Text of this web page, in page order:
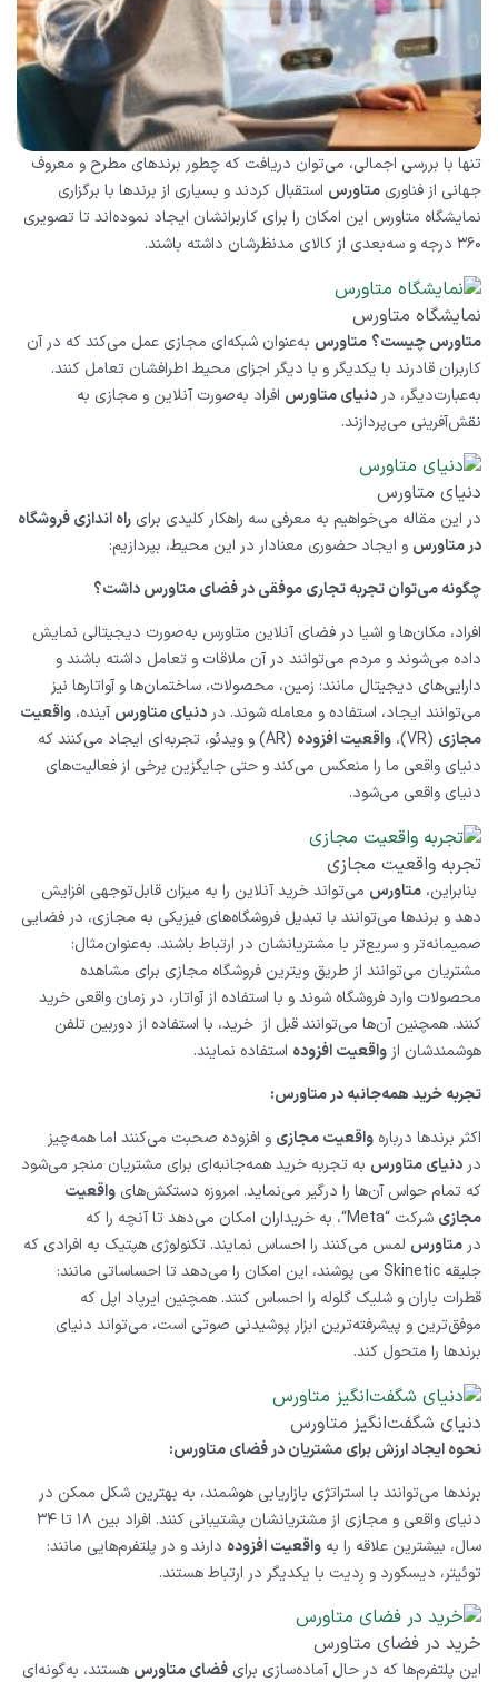
تنها با بررسی اجمالی، می‌توان دریافت که چطور برندهای مطرح و معروف
جهانی از فناوری متاورس استقبال کردند و بسیاری از برندها با برگزاری
نمایشگاه متاورس این امکان را برای کاربرانشان ایجاد نموده‌اند تا تصویری
۳۶۰ درجه و سه‌بعدی از کالای مدنظرشان داشته باشند.
نمایشگاه متاورس
متاورس چیست؟ متاورس به‌عنوان شبکه‌ای‌ مجازی عمل می‌کند که در آن
کاربران قادرند با یکدیگر و با دیگر اجزای محیط اطرافشان تعامل کنند.
به‌عبارت‌دیگر، در دنیای متاورس افراد به‌صورت آنلاین و مجازی به
نقش‌آفرینی می‌پردازند.
دنیای متاورس
در این مقاله می‌خواهیم به معرفی سه راهکار کلیدی برای راه ‌اندازی فروشگاه
در متاورس و ایجاد حضوری معنادار در این محیط، بپردازیم:
چگونه می‌توان تجربه‌ تجاری موفقی در فضای متاورس داشت؟
افراد، مکان‌ها و اشیا در فضای آنلاین متاورس به‌صورت دیجیتالی نمایش
داده می‌شوند و مردم می‌توانند در آن ملاقات و تعامل داشته باشند و
دارایی‌‌های دیجیتال مانند: زمین، محصولات، ساختمان‌ها و آواتارها نیز
می‌توانند ایجاد، استفاده و معامله شوند. دردنیای متاورس آینده، واقعیت
مجازی (
VR)، واقعیت افزوده (
AR) و ویدئو، تجربه‌ای ایجاد می‌کنند که
دنیای واقعی ما را منعکس می‌کند و حتی جایگزین برخی از فعالیت‌های
دنیای واقعی می‌شود.
تجربه واقعیت مجازی
بنابراین، متاورس می‌تواند خرید آنلاین را به میزان قابل‌توجهی افزایش
دهد و برندها می‌توانند با تبدیل فروشگاه‌های فیزیکی به مجازی، در فضایی
صمیمانه‌تر و سریع‌تر با مشتریانشان در ارتباط باشند. به‌عنوان‌مثال:
مشتریان می‌توانند از طریق ویترین فروشگاه مجازی برای مشاهده
محصولات وارد فروشگاه شوند و با استفاده از آواتار، در زمان واقعی خرید
کنند. همچنین آن‌ها می‌توانند قبل از خرید، با استفاده از دوربین تلفن
هوشمندشان از واقعیت افزوده استفاده نمایند.
تجربه خرید همه‌جانبه در متاورس:
اکثر برندها درباره واقعیت مجازی و افزوده صحبت می‌کنند اما همه‌‌چیز
در دنیای متاورس به تجربه خرید همه‌جانبه‌ای برای مشتریان منجر می‌شود
که تمام حواس آن‌ها را درگیر می‌نماید. امروزه دستکش‌های واقعیت
مجازی شرکت “Meta“، به خریداران امکان می‌دهد تا آنچه را که
در متاورس لمس می‌کنند را احساس نمایند. تکنولوژی هپتیک به افرادی که
جلیقه Skinetic می پوشند، این امکان را می‌دهد تا احساساتی مانند:
قطرات باران و شلیک گلوله را احساس کنند. همچنین ایرپاد اپل که
موفق‌ترین و پیشرفته‌ترین ابزار پوشیدنی صوتی است، می‌تواند دنیای
برندها را متحول کند.
دنیای شگفت‌انگیز متاورس
نحوه ایجاد ارزش برای مشتریان در فضای متاورس:
برندها می‌توانند با استراتژی بازاریابی هوشمند، به بهترین شکل ممکن در
دنیای واقعی و مجازی از مشتریانشان پشتیبانی کنند. افراد بین ۱۸ تا ۳۴
سال، بیشترین علاقه را به واقعیت افزوده دارند و در پلتفرم‌هایی مانند:
توئیتر، دیسکورد و رِدیت با یکدیگر در ارتباط هستند.
خرید در فضای متاورس
این پلتفرم‌ها که در حال آماده‌سازی برای فضای متاورس هستند، به‌گونه‌ای